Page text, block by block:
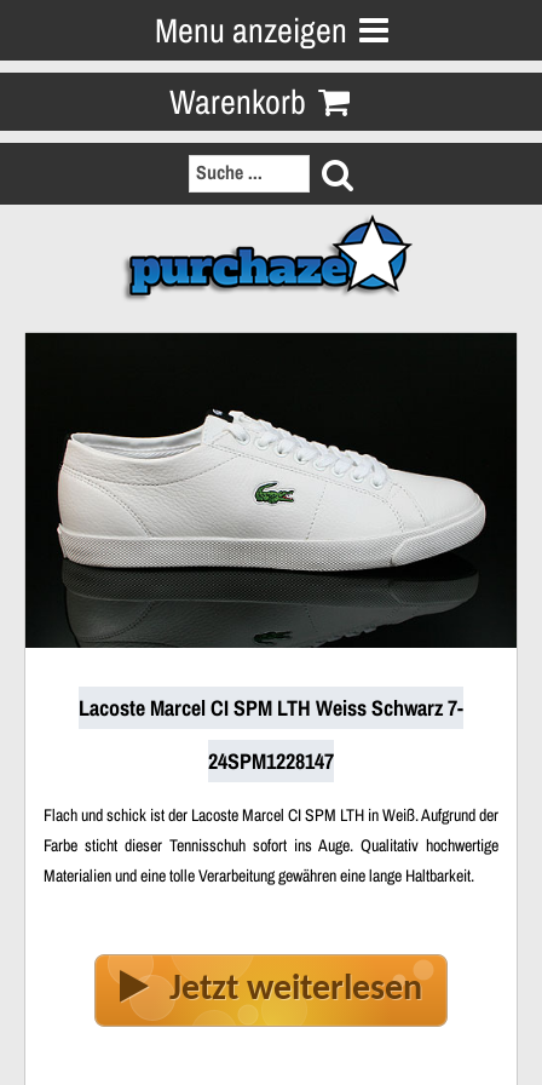
Menu anzeigen
Warenkorb
Lacoste Marcel CI SPM LTH Weiss Schwarz 7-
24SPM1228147
Flach und schick ist der Lacoste Marcel CI SPM LTH in Weiß. Aufgrund der
Farbe sticht dieser Tennisschuh sofort ins Auge. Qualitativ hochwertige
Materialien und eine tolle Verarbeitung gewähren eine lange Haltbarkeit.
Jetzt weiterlesen